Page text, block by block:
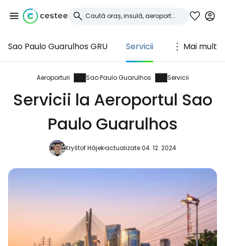
Sao Paulo Guarulhos GRU Servicii Mai mult
Aeroporturi Sao Paulo Guarulhos Servicii
Servicii la Aeroportul Sao
Paulo Guarulhos
Kryštof Hájekactualizate 04. 12. 2024
Conectați-vă la
Cestee
... comunitatea mondială a călătorilor
Continuați cu e-mailul